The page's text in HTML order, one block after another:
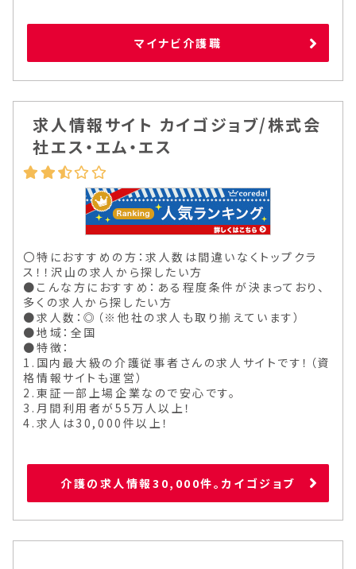
マイナビ介護職
求人情報サイト カイゴジョブ/株式会
社エス・エム・エス
〇特におすすめの方：求人数は間違いなくトップクラ
ス！！沢山の求人から探したい方
●こんな方におすすめ：ある程度条件が決まっており、
多くの求人から探したい方
●求人数：◎（※他社の求人も取り揃えています）
●地域：全国
●特徴：
1.国内最大級の介護従事者さんの求人サイトです！（資
格情報サイトも運営）
2.東証一部上場企業なので安心です。
3.月間利用者が55万人以上！
4.求人は30,000件以上！
介護の求人情報30,000件。カイゴジョブ